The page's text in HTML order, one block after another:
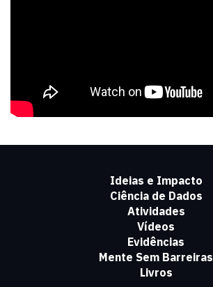
Ideias e Impacto
Ciência de Dados
Atividades
Vídeos
Evidências
Mente Sem Barreiras
Livros